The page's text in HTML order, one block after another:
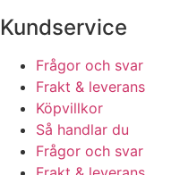
Kundservice
Frågor och svar
Frakt & leverans
Köpvillkor
Så handlar du
Frågor och svar